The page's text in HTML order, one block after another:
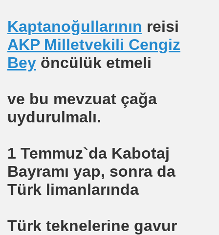
Kaptanoğullarının reisi
AKP Milletvekili Cengiz
Bey öncülük etmeli
ve bu mevzuat çağa
uydurulmalı.
1 Temmuz`da Kabotaj
Bayramı yap, sonra da
Türk limanlarında
Türk teknelerine gavur